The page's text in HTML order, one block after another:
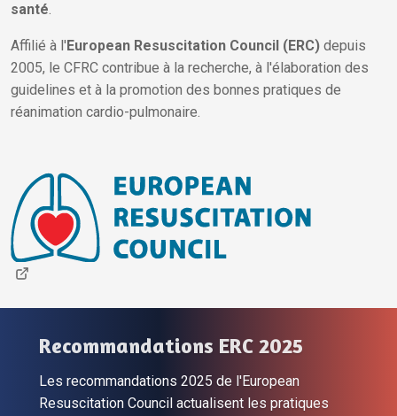
santé.
Affilié à l' European Resuscitation Council (ERC) depuis
2005, le CFRC contribue à la recherche, à l'élaboration des
guidelines et à la promotion des bonnes pratiques de
réanimation cardio-pulmonaire.
Recommandations ERC 2025
Les recommandations 2025 de l'European
Resuscitation Council actualisent les pratiques